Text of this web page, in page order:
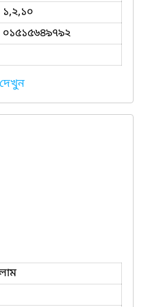
১,২,১০
০১৫১৫৬৪৯৭৯২
দেখুন